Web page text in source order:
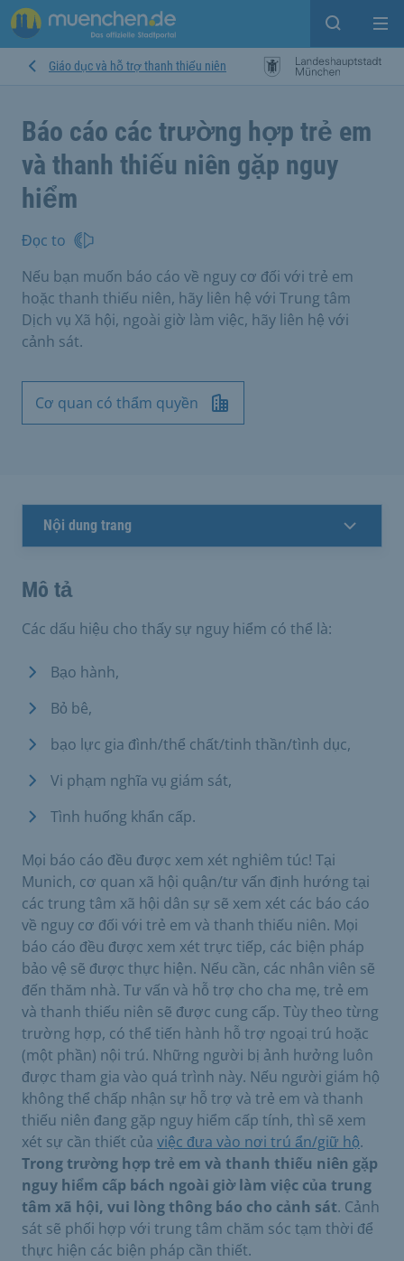
Open
Giáo dục và hỗ trợ thanh thiếu niên
Báo cáo các trường hợp trẻ em
và thanh thiếu niên gặp nguy
hiểm
Đọc to
Nếu bạn muốn báo cáo về nguy cơ đối với trẻ em
hoặc thanh thiếu niên, hãy liên hệ với Trung tâm
Dịch vụ Xã hội, ngoài giờ làm việc, hãy liên hệ với
cảnh sát.
Cơ quan có thẩm quyền
Nội dung trang
Mô tả
Các dấu hiệu cho thấy sự nguy hiểm có thể là:
Bạo hành,
Bỏ bê,
bạo lực gia đình/thể chất/tinh thần/tình dục,
Vi phạm nghĩa vụ giám sát,
Tình huống khẩn cấp.
Mọi báo cáo đều được xem xét nghiêm túc! Tại
Munich, cơ quan xã hội quận/tư vấn định hướng tại
các trung tâm xã hội dân sự sẽ xem xét các báo cáo
về nguy cơ đối với trẻ em và thanh thiếu niên. Mọi
báo cáo đều được xem xét trực tiếp, các biện pháp
bảo vệ sẽ được thực hiện. Nếu cần, các nhân viên sẽ
đến thăm nhà. Tư vấn và hỗ trợ cho cha mẹ, trẻ em
và thanh thiếu niên sẽ được cung cấp. Tùy theo từng
trường hợp, có thể tiến hành hỗ trợ ngoại trú hoặc
(một phần) nội trú. Những người bị ảnh hưởng luôn
được tham gia vào quá trình này. Nếu người giám hộ
không thể chấp nhận sự hỗ trợ và trẻ em và thanh
thiếu niên đang gặp nguy hiểm cấp tính, thì sẽ xem
xét sự cần thiết của việc đưa vào nơi trú ẩn/giữ hộ.
Trong trường hợp trẻ em và thanh thiếu niên gặp
nguy hiểm cấp bách ngoài giờ làm việc của trung
tâm xã hội, vui lòng thông báo cho cảnh sát. Cảnh
sát sẽ phối hợp với trung tâm chăm sóc tạm thời để
thực hiện các biện pháp cần thiết.